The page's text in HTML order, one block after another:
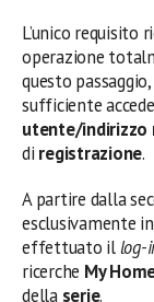
L’unico requisito
operazione
questo
sufficiente
utente/indirizzo
di registrazione.
A partire dalla
esclusivamente in
effettuato illog-
ricerche My
della serie.